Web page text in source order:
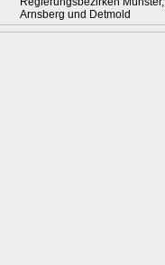
Arnsberg und Detmold